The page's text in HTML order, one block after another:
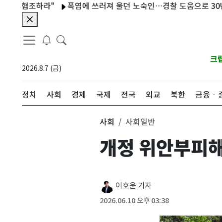
하라" 폭염에 쓰러져 울던 노숙인…경찰 도움으로 30년 만에
2026.8.7 (금)
크
정치 사회 경제 국제 전국 외교 북한 금융ㆍ
사회 사회일반
개정 위안부피
이호윤 기자
2026.06.10 오후 03:38